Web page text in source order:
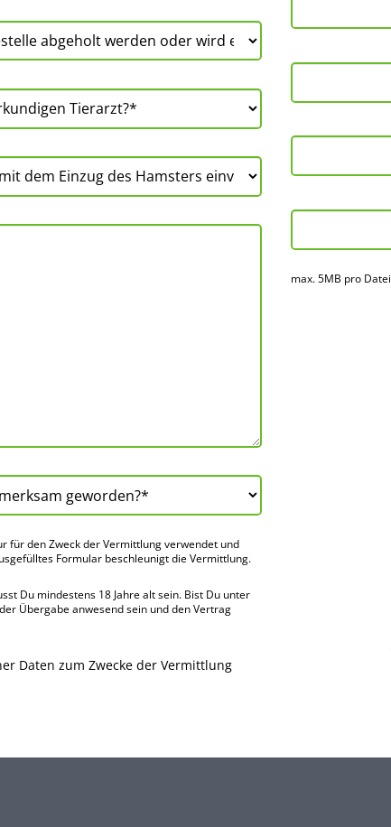
für den Zweck der Vermitt­lung verwendet und
Formular beschleu­nigt die Vermitt­lung.
Du mindes­tens 18 Jahre alt sein. Bist Du unter
Über­gabe anwes­end sein und den Vertrag
max. 5MB pro Datei
Daten zum Zwecke der Vermittlung